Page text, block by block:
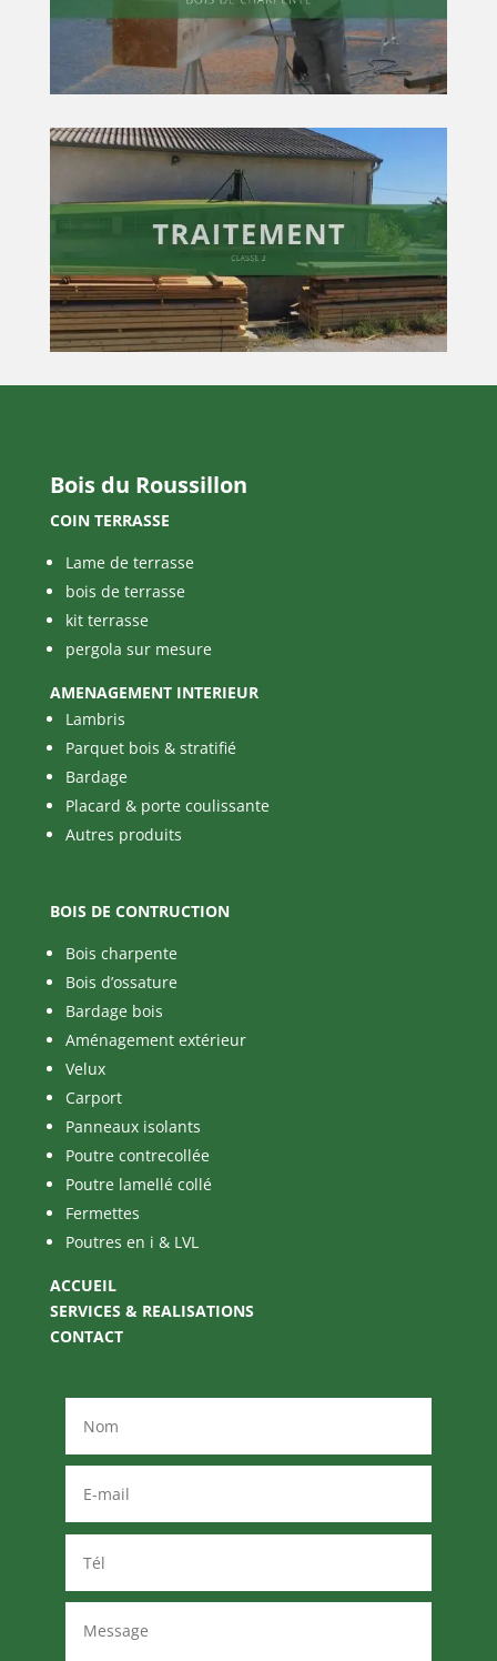
Bois du Roussillon
COIN TERRASSE
Lame de terrasse
bois de terrasse
kit terrasse
pergola sur mesure
AMENAGEMENT INTERIEUR
Lambris
Parquet bois & stratifié
Bardage
Placard & porte coulissante
Autres produits
BOIS DE CONTRUCTION
Bois charpente
Bois d’ossature
Bardage bois
Aménagement extérieur
Velux
Carport
Panneaux isolants
Poutre contrecollée
Poutre lamellé collé
Fermettes
Poutres en i & LVL
ACCUEIL
SERVICES & REALISATIONS
CONTACT